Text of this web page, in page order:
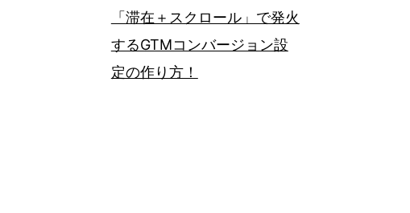
「滞在＋スクロール」で発火
するGTMコンバージョン設
定の作り方！